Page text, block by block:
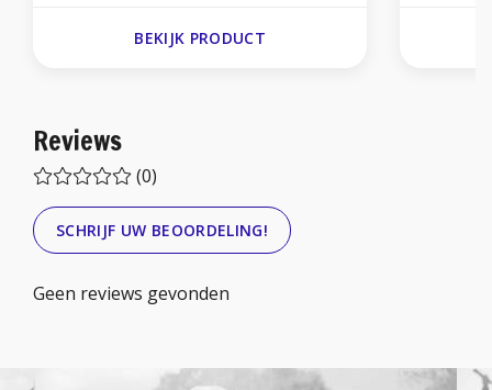
BEKIJK PRODUCT
Reviews
(0)
SCHRIJF UW BEOORDELING!
Geen reviews gevonden